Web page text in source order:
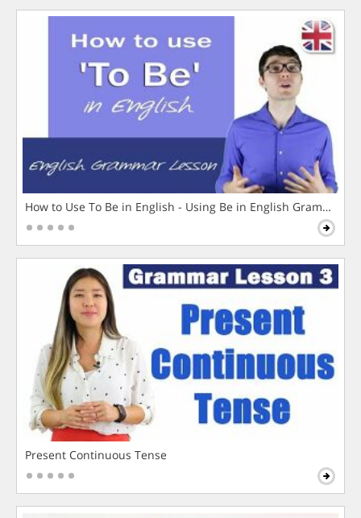
How to Use To Be in English - Using Be in English Grammar
Present Continuous Tense